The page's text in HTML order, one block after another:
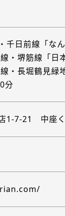
千日前線「な
・堺筋線「日
・長堀鶴見緑
分
1-7-21 中座